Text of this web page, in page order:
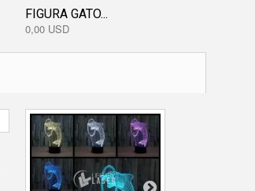
FIGURA GATO...
0,00 USD